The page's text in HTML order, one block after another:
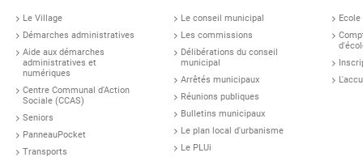
Le Village
Démarches administratives
Aide aux démarches
administratives et
numériques
Centre Communal d'Action
Sociale (CCAS)
Seniors
PanneauPocket
Transports
Le conseil municipal
Les commissions
Délibérations du conseil
municipal
Arrêtés municipaux
Réunions publiques
Bulletins municipaux
Le plan local d'urbanisme
Le PLUi